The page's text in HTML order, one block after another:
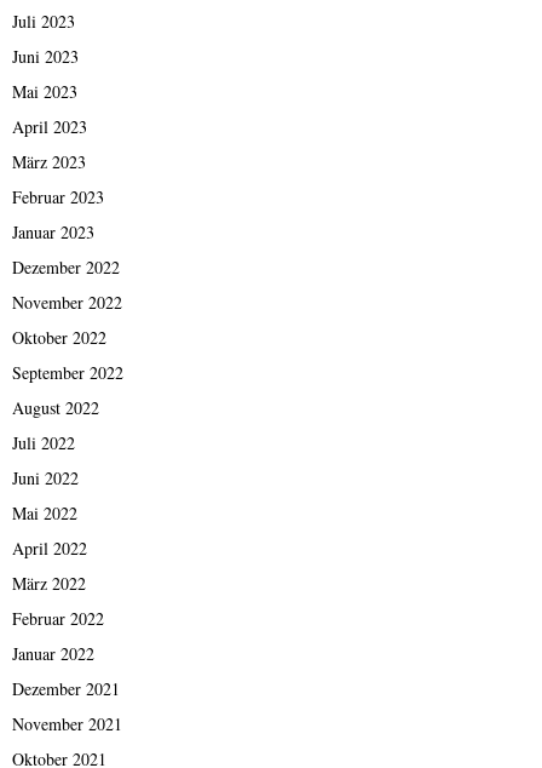
Juli 2023
Juni 2023
Mai 2023
April 2023
März 2023
Februar 2023
Januar 2023
Dezember 2022
November 2022
Oktober 2022
September 2022
August 2022
Juli 2022
Juni 2022
Mai 2022
April 2022
März 2022
Februar 2022
Januar 2022
Dezember 2021
November 2021
Oktober 2021